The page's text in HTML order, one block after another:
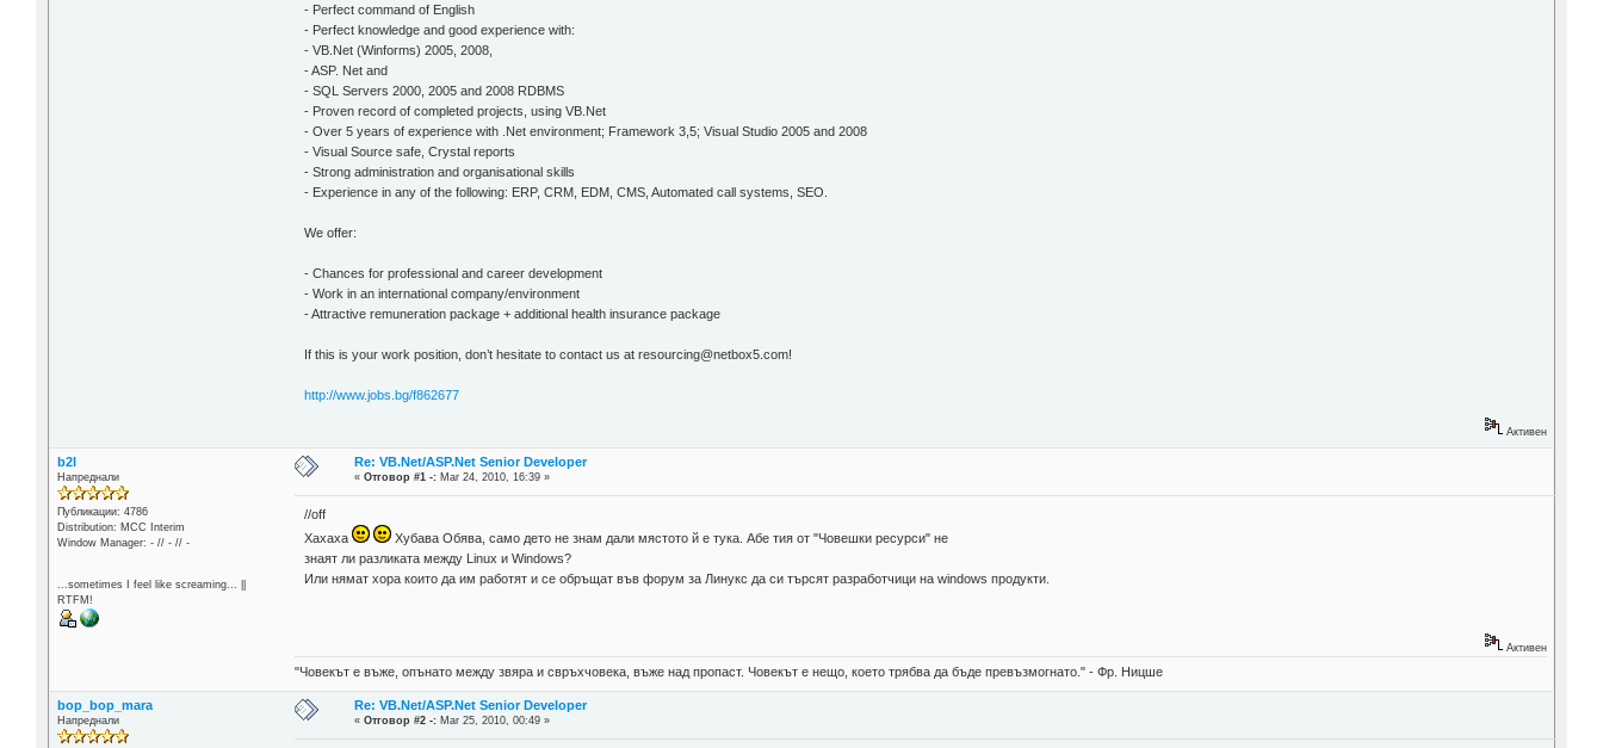
- Perfect command of English
- Perfect knowledge and good experience with:
- VB.Net (Winforms) 2005, 2008,
- ASP. Net and
- SQL Servers 2000, 2005 and 2008 RDBMS
- Proven record of completed projects, using VB.Net
- Over 5 years of experience with .Net environment; Framework 3,5; Visual Studio 2005 and 2008
- Visual Source safe, Crystal reports
- Strong administration and organisational skills
- Experience in any of the following: ERP, CRM, EDM, CMS, Automated call systems, SEO.
We offer:
- Chances for professional and career development
- Work in an international company/environment
- Attractive remuneration package + additional health insurance package
If this is your work position, don’t hesitate to contact us at resourcing@netbox5.com!
http://www.jobs.bg/f862677
Активен
b2l
Напреднали
Публикации: 4786
Distribution: MCC Interim
Window Manager: - // - // -
...sometimes I feel like screaming... ||
RTFM!
Re: VB.Net/ASP.Net Senior Developer
«Отговор #1 -: Mar 24, 2010, 16:39 »
//off
Хахаха
Хубава Обява, само дето не знам дали мястото й е тука. Абе тия от "Човешки ресурси" не
знаят ли разликата между Linux и Windows?
Или нямат хора които да им работят и се обръщат във форум за Линукс да си търсят разработчици на windows продукти.
Активен
"Човекът е въже, опънато между звяра и свръхчовека, въже над пропаст. Човекът е нещо, което трябва да бъде превъзмогнато." - Фр. Ницше
bop_bop_mara
Напреднали
Re: VB.Net/ASP.Net Senior Developer
«Отговор #2 -: Mar 25, 2010, 00:49 »